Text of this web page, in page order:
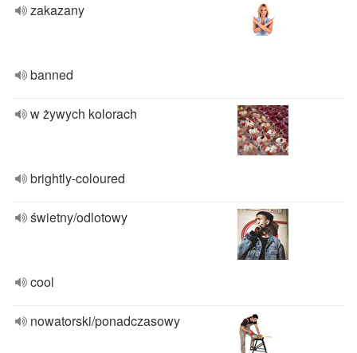
zakazany
banned
w żywych kolorach
brightly-coloured
świetny/odlotowy
cool
nowatorski/ponadczasowy